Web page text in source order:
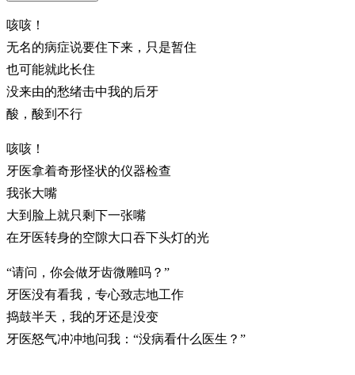
咳咳！
无名的病症说要住下来，只是暂住
也可能就此长住
没来由的愁绪击中我的后牙
酸，酸到不行
咳咳！
牙医拿着奇形怪状的仪器检查
我张大嘴
大到脸上就只剩下一张嘴
在牙医转身的空隙大口吞下头灯的光
“请问，你会做牙齿微雕吗？”
牙医没有看我，专心致志地工作
捣鼓半天，我的牙还是没变
牙医怒气冲冲地问我：“没病看什么医生？”